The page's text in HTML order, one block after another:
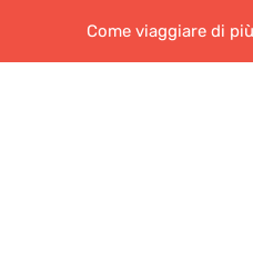
Come viaggiare di